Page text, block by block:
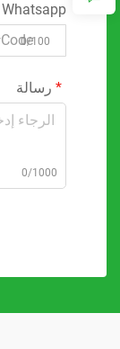
Whatsapp
Code0/100
رسالة
0/1000